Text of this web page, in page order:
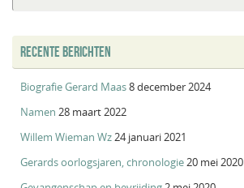
RECENTE BERICHTEN
Biografie Gerard Maas8 december 2024
Namen 28 maart 2022
Willem Wieman Wz24 januari 2021
Gerards oorlogsjaren, chronologie20 mei 2020